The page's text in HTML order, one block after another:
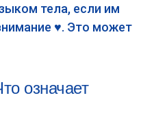
тела, если им
♥️. Это может
означает